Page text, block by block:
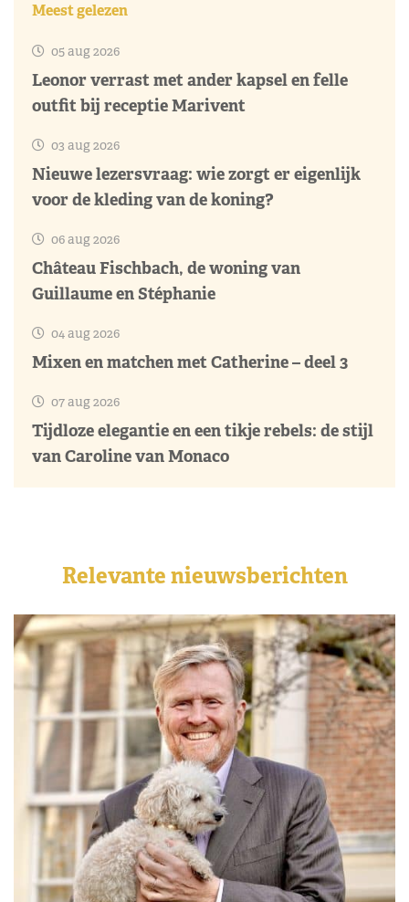
Meest gelezen
05 aug 2026
Leonor verrast met ander kapsel en felle
outfit bij receptie Marivent
03 aug 2026
Nieuwe lezersvraag: wie zorgt er eigenlijk
voor de kleding van de koning?
06 aug 2026
Château Fischbach, de woning van
Guillaume en Stéphanie
04 aug 2026
Mixen en matchen met Catherine – deel 3
07 aug 2026
Tijdloze elegantie en een tikje rebels: de stijl
van Caroline van Monaco
Relevante nieuwsberichten